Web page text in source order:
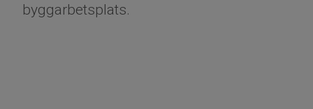
byggarbetsplats.